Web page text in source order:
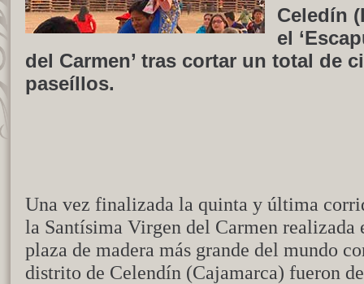
Celedín
el
del Carmen’ tras cortar un total de
paseíllos.
Una vez finalizada la quinta y última
la Santísima Virgen del Carmen realizada
plaza de madera más grande del mundo
distrito de Celendín (Cajamarca) fueron